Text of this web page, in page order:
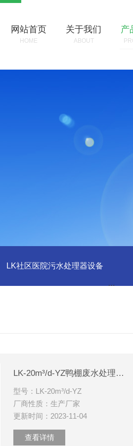
网站首页
HOME
关于我们
ABOUT
产
LK社区医院污水处理器设备
LK-20m³/d-YZ鸭棚废水处理设备找环保
型号：LK-20m³/d-YZ
厂商性质：生产厂家
更新时间：2023-11-04
查看详情